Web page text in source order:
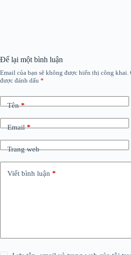
Để lại một bình luận
Email của bạn sẽ không được hiển thị công khai.
được đánh dấu *
Tên*
Email*
Trang web
Viết bình luận *